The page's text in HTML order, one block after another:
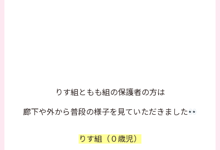
りす組ともも組の保護者の方は
廊下や外から普段の様子を見ていただきました
りす組（０歳児）